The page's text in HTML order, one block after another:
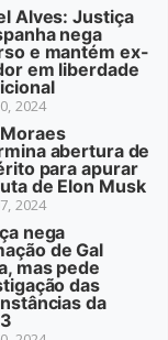
Alves: Justiça
nega
e mantém ex-
em liberdade
2024
abertura de
para apurar
de Elon Musk
2024
nega
de Gal
mas pede
das
da